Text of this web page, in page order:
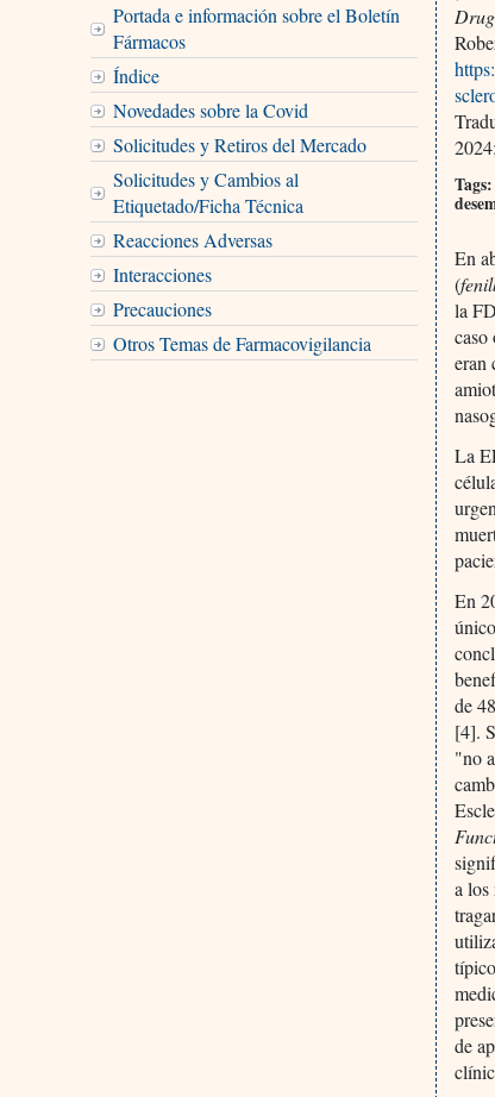
Portada e información sobre el Boletín
Fármacos
Índice
Novedades sobre la Covid
Solicitudes y Retiros del Mercado
Solicitudes y Cambios al
Etiquetado/Ficha Técnica
Reacciones Adversas
Interacciones
Precauciones
Otros Temas de Farmacovigilancia
En
(
la
eran
La
En
de
[4].
"no
a
de